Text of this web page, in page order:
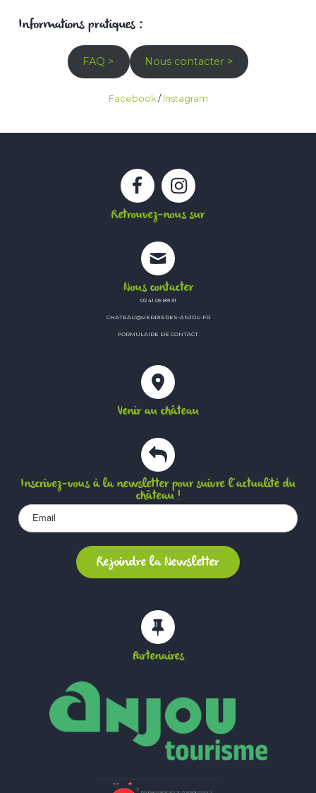
Informations pratiques :
FAQ > Nous contacter >
Facebook/ Instagram
Retrouvez-nous sur
FacebookInstagram
Nous contacter
02 41 05 89 31
CHATEAU@VERRIERES-ANJOU.FR
FORMULAIRE DE CONTACT
Venir au château
Inscrivez-vous à la newsletter pour suivre l’actualité du
château !
Partenaires